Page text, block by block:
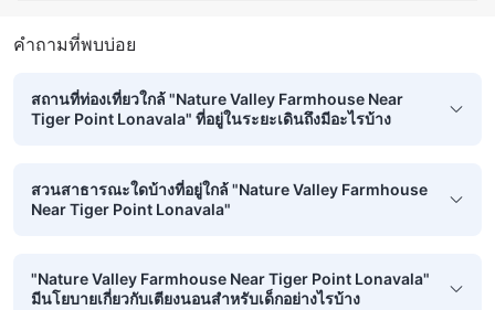
คำถามที่พบบ่อย
สถานที่ท่องเที่ยวใกล้ "Nature Valley Farmhouse Near
Tiger Point Lonavala" ที่อยู่ในระยะเดินถึงมีอะไรบ้าง
สวนสาธารณะใดบ้างที่อยู่ใกล้ "Nature Valley Farmhouse
Near Tiger Point Lonavala"
"Nature Valley Farmhouse Near Tiger Point Lonavala"
มีนโยบายเกี่ยวกับเตียงนอนสำหรับเด็กอย่างไรบ้าง